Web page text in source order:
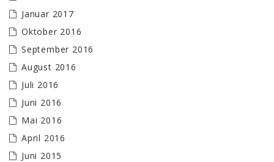
Januar 2017
Oktober 2016
September 2016
August 2016
Juli 2016
Juni 2016
Mai 2016
April 2016
Juni 2015